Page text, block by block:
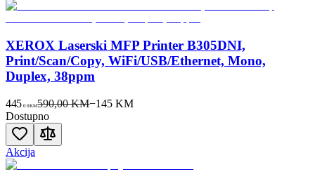
XEROX Laserski MFP Printer B305DNI,
Print/Scan/Copy, WiFi/USB/Ethernet, Mono,
Duplex, 38ppm
445 00KM590,00 KM−145 KM
Dostupno
Akcija